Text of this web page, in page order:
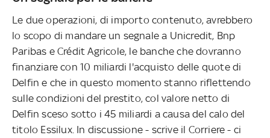
Le due operazioni, di importo contenuto, avrebbero
lo scopo di mandare un segnale a Unicredit, Bnp
Paribas e Crédit Agricole, le banche che dovranno
finanziare con 10 miliardi l'acquisto delle quote di
Delfin e che in questo momento stanno riflettendo
sulle condizioni del prestito, col valore netto di
Delfin sceso sotto i 45 miliardi a causa del calo del
titolo Essilux. In discussione - scrive il Corriere - ci